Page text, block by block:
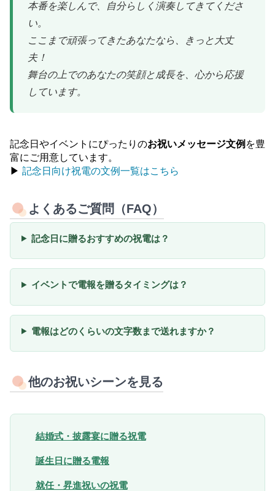
本番を楽しんで、自分らしく演奏してきてくださ
い。
ここまで頑張ってきたあなたなら、きっと大丈
夫！
舞台の上でのあなたの笑顔と成長を、心から応援
しています。
記念日やイベントにぴったりのお祝いメッセージ文例 を豊
富にご用意しています。
▶︎ 記念日向け祝電の文例一覧はこちら
よくあるご質問（FAQ）
記念日に贈るおすすめの祝電は？
イベントで電報を贈るタイミングは？
電報はどのくらいの文字数まで送れますか？
他のお祝いシーンを見る
結婚式・披露宴に贈る祝電
誕生日に贈る電報
就任・昇進祝いの祝電